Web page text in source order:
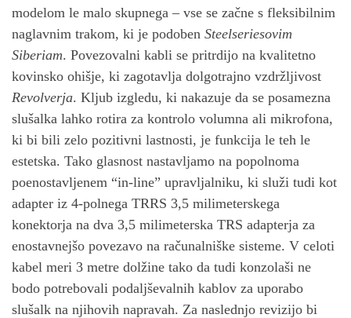
modelom le malo skupnega – vse se začne s fleksibilnim
naglavnim trakom, ki je podoben Steelseriesovim
Siberiam. Povezovalni kabli se pritrdijo na kvalitetno
kovinsko ohišje, ki zagotavlja dolgotrajno vzdržljivost
Revolverja. Kljub izgledu, ki nakazuje da se posamezna
slušalka lahko rotira za kontrolo volumna ali mikrofona,
ki bi bili zelo pozitivni lastnosti, je funkcija le teh le
estetska. Tako glasnost nastavljamo na popolnoma
poenostavljenem “in-line” upravljalniku, ki služi tudi kot
adapter iz 4-polnega TRRS 3,5 milimeterskega
konektorja na dva 3,5 milimeterska TRS adapterja za
enostavnejšo povezavo na računalniške sisteme. V celoti
kabel meri 3 metre dolžine tako da tudi konzolaši ne
bodo potrebovali podaljševalnih kablov za uporabo
slušalk na njihovih napravah. Za naslednjo revizijo bi